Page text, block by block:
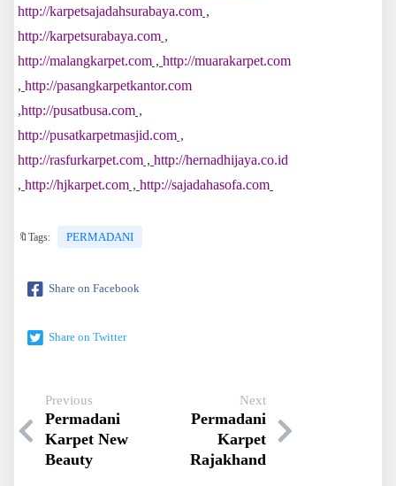
http://karpetsajadahsurabaya.com ,
http://karpetsurabaya.com ,
http://malangkarpet.com , http://muarakarpet.com
, http://pasangkarpetkantor.com
,http://pusatbusa.com ,
http://pusatkarpetmasjid.com ,
http://rasfurkarpet.com , http://hernadhijaya.co.id
, http://hjkarpet.com , http://sajadahasofa.com
🔖Tags: PERMADANI
Share on Facebook
Share on Twitter
Previous
Permadani
Karpet New
Beauty
Next
Permadani
Karpet
Rajakhand